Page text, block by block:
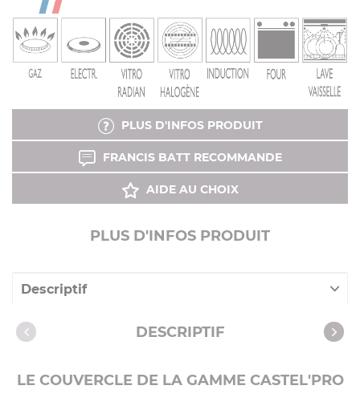
PLUS D'INFOS PRODUIT
FRANCIS BATT RECOMMANDE
AIDE AU CHOIX
PLUS D'INFOS PRODUIT
Descriptif
Caractéristiques
DESCRIPTIF
LE COUVERCLE DE LA GAMME CASTEL'PRO